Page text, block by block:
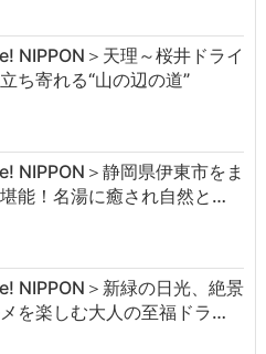
NIPPON＞天理～桜井ドライ
ち寄れる“山の辺の道”
NIPPON＞静岡県伊東市をま
能！名湯に癒され自然と…
NIPPON＞新緑の日光、絶景
を楽しむ大人の至福ドラ…